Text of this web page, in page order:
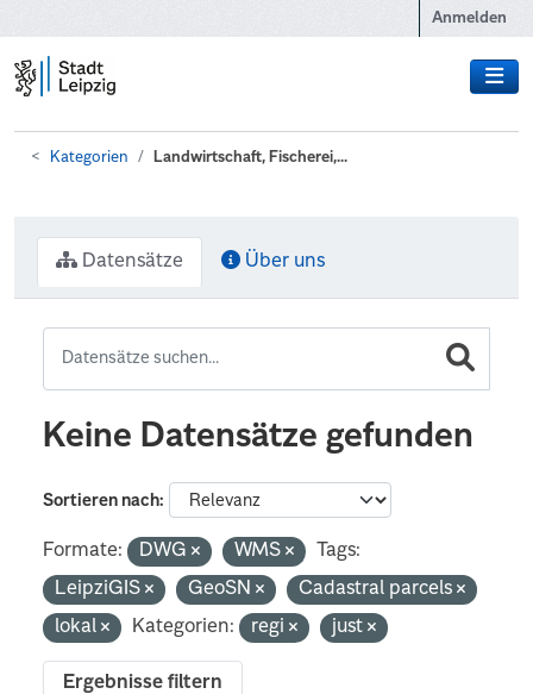
Anmelden
Kategorien Landwirtschaft, Fischerei,...
Datensätze Über uns
Keine Datensätze gefunden
Sortieren nach
Formate: DWG WMS
Tags:
LeipziGIS
GeoSN
Cadastral parcels
lokal
Kategorien: regi just
Ergebnisse filtern